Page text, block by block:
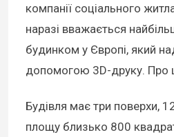
компанії соціального
наразі вважається
будинком у Європі, який
допомогою 3D-друку. Про
Будівля має три поверхи,
площу близько 800